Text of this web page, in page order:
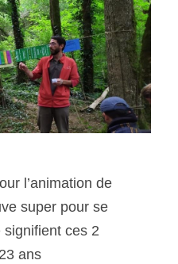
l’animation de
super pour se
ces 2
ans